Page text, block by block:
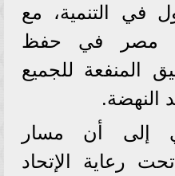
في التنمية، مع
مصر في حفظ
المنفعة للجميع
النهضة.
إلى أن مسار
رعاية الإتحاد